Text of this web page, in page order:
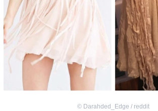
© Darahded_Edge / reddit